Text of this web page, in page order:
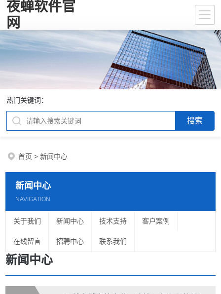
夜蝉软件官
网
热门关键词：
首页 >新闻中心
新闻中心
NAVIGATION
关于我们 新闻中心 技术支持 客户案例
在线留言 招聘中心 联系我们
新闻中心